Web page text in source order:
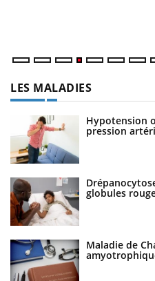
LES MALADIES
Hypotension
pression
globules
Maladie de